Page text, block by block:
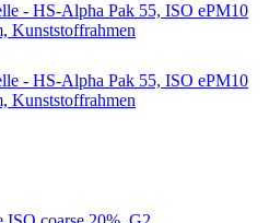
- HS-Alpha Pak 55, ISO ePM10
Kunststoffrahmen
- HS-Alpha Pak 55, ISO ePM10
Kunststoffrahmen